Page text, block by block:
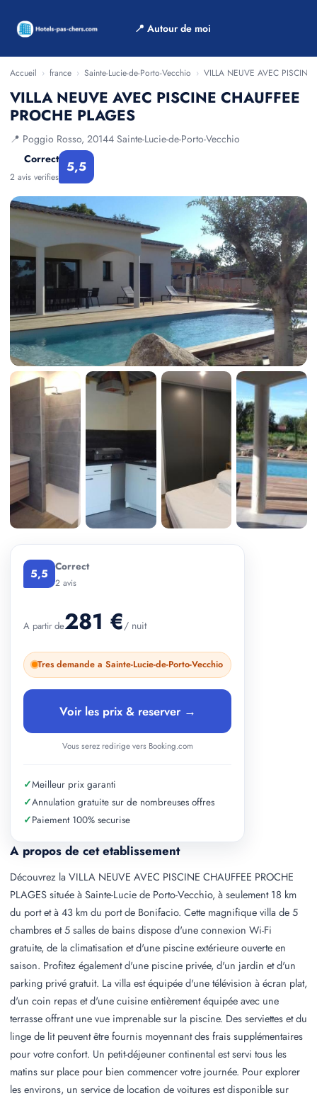
📍 Autour de moi
Accueil › france › Sainte-Lucie-de-Porto-Vecchio › VILLA NEUVE AVEC PISCINE
VILLA NEUVE AVEC PISCINE CHAUFFEE
PROCHE PLAGES
📍 Poggio Rosso, 20144 Sainte-Lucie-de-Porto-Vecchio
Correct
2 avis verifies
5,5
A propos de cet etablissement
Découvrez la VILLA NEUVE AVEC PISCINE CHAUFFEE PROCHE
PLAGES située à Sainte-Lucie de Porto-Vecchio, à seulement 18 km
du port et à 43 km du port de Bonifacio. Cette magnifique villa de 5
chambres et 5 salles de bains dispose d'une connexion Wi-Fi
gratuite, de la climatisation et d'une piscine extérieure ouverte en
saison. Profitez également d'une piscine privée, d'un jardin et d'un
parking privé gratuit. La villa est équipée d'une télévision à écran plat,
d'un coin repas et d'une cuisine entièrement équipée avec une
terrasse offrant une vue imprenable sur la piscine. Des serviettes et du
linge de lit peuvent être fournis moyennant des frais supplémentaires
pour votre confort. Un petit-déjeuner continental est servi tous les
matins sur place pour bien commencer votre journée. Pour explorer
les environs, un service de location de voitures est disponible sur
5,5 Correct
2 avis
A partir de281 €/ nuit
Tres demande a Sainte-Lucie-de-Porto-Vecchio
Voir les prix & reserver →
Vous serez redirige vers Booking.com
✓Meilleur prix garanti
✓Annulation gratuite sur de nombreuses offres
✓Paiement 100% securise